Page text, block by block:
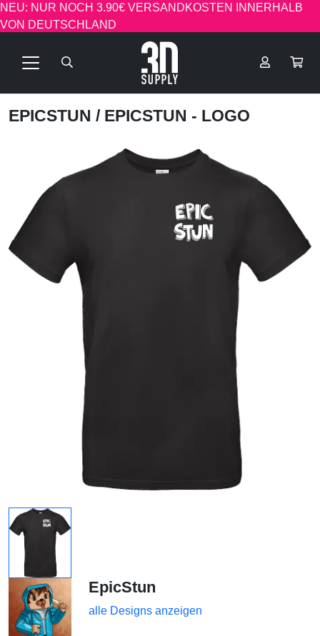
NEU: NUR NOCH 3.90€ VERSANDKOSTEN INNERHALB
VON DEUTSCHLAND
EPICSTUN / EPICSTUN - LOGO
EpicStun
alle Designs anzeigen